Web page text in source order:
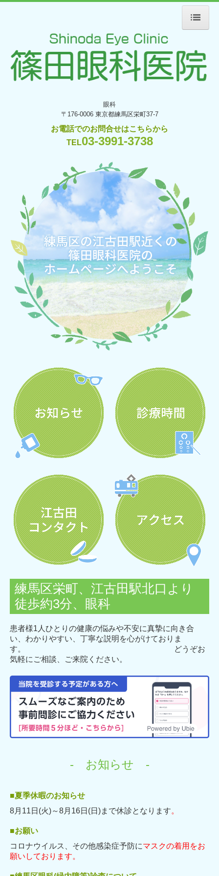
アクセス
医師紹介
初診の方へ
江古田コンタクト
眼科
〒176-0006 東京都練馬区栄町37-7
お電話でのお問合せはこちらから
TEL03-3991-3738
練馬区栄町、江古田駅北口より
徒歩約3分、眼科
患者様1人ひとりの健康の悩みや不安に真摯に向き合
い、わかりやすい、 丁寧な説明を心がけておりま
す。
どうぞお
気軽にご相談、ご来院ください。
- お知らせ -
■夏季休暇のお知らせ
8月11日(火)～8月16日(日)まで休診となります。
■お願い
コロナウイルス、その他感染症予防にマスクの着用をお
願いしております。